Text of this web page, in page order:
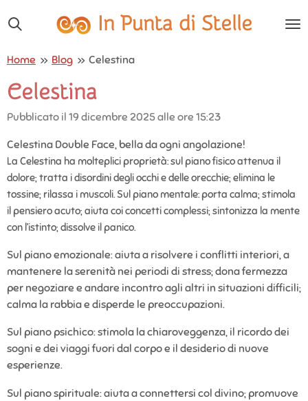
Vai
al
principale
In Punta di Stelle
Home » Blog » Celestina
Celestina
Pubblicato il 19 dicembre 2025 alle ore 15:23
Celestina Double Face, bella da ogni angolazione!
La Celestina ha molteplici proprietà: sul piano fisico attenua il
dolore; tratta i disordini degli occhi e delle orecchie; elimina le
tossine; rilassa i muscoli.Sul piano mentale: porta calma; stimola
il pensiero acuto; aiuta coi concetti complessi; sintonizza la mente
con l’istinto; dissolve il panico.
Sul piano emozionale: aiuta a risolvere i conflitti interiori, a
mantenere la serenità nei periodi di stress; dona fermezza
per negoziare e andare incontro agli altri in situazioni difficili;
calma la rabbia e disperde le preoccupazioni.
Sul piano psichico: stimola la chiaroveggenza, il ricordo dei
sogni e dei viaggi fuori dal corpo e il desiderio di nuove
esperienze.
Sul piano spirituale: aiuta a connettersi col divino; promuove